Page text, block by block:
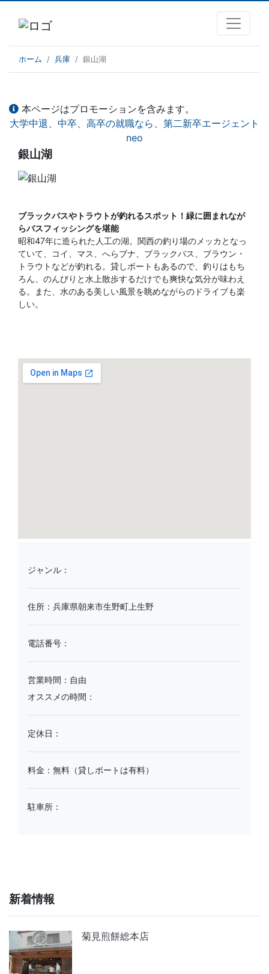
ホーム 兵庫 銀山湖
本ページはプロモーションを含みます。
大学中退、中卒、高卒の就職なら、第二新卒エージェント
neo
銀山湖
ブラックバスやトラウトが釣れるスポット！緑に囲まれなが
らバスフィッシングを堪能
昭和47年に造られた人工の湖。関西の釣り場のメッカとなっ
ていて、コイ、マス、へらブナ、ブラックバス、ブラウン・
トラウトなどが釣れる。貸しボートもあるので、釣りはもち
ろん、のんびりと水上散歩するだけでも爽快な気分が味わえ
る。また、水のある美しい風景を眺めながらのドライブも楽
しい。
ジャンル：
住所：兵庫県朝来市生野町上生野
電話番号：
営業時間：自由
オススメの時間：
定休日：
料金：無料（貸しボートは有料）
駐車所：
新着情報
菊見煎餅総本店